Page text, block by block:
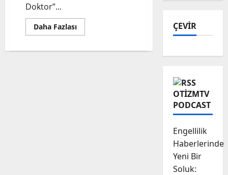
Doktor”...
Daha FazlasıRead
more
Sendromu
ÇEVİR
OTIZMTV
PODCAST
Engellilik
Haberlerinde
Yeni Bir
Soluk: